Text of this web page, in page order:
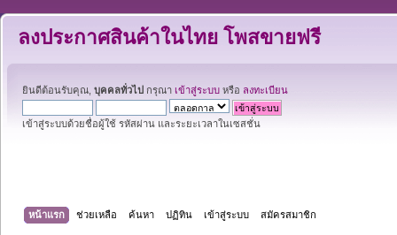
ลงประกาศสินค้าในไทย โพสขายฟรี
ยินดีต้อนรับคุณ, บุคคลทั่วไป กรุณา เข้าสู่ระบบ หรือ ลงทะเบียน
เข้าสู่ระบบด้วยชื่อผู้ใช้ รหัสผ่าน และระยะเวลาในเซสชั่น
หน้าแรก ช่วยเหลือ ค้นหา ปฏิทิน เข้าสู่ระบบ สมัครสมาชิก